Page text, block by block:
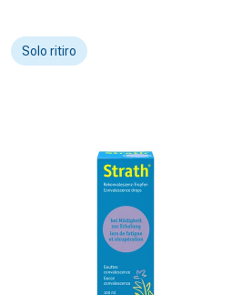
Solo ritiro